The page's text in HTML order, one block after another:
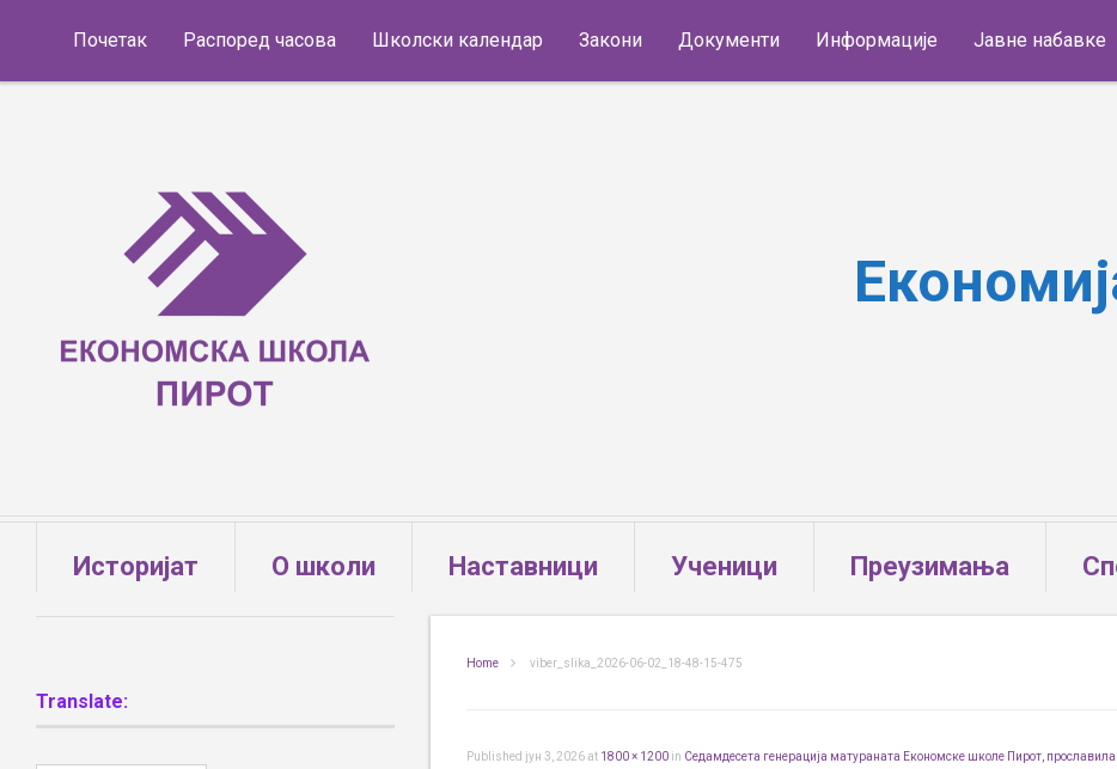
Почетак
Распоред часова Школски календар Закони Документи Информације Јавне набавке
Историјат О школи Наставници Ученици Преузимања
Home viber_slika_2026-06-02_18-48-15-475
Published јун 3, 2026at 1800 × 1200 in Седамдесета генерација матураната Економске школе Пирот, прославила
Translate: